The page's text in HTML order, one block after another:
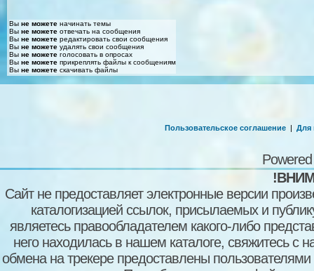
Вы не можете начинать темы
Вы не можете отвечать на сообщения
Вы не можете редактировать свои сообщения
Вы не можете удалять свои сообщения
Вы не можете голосовать в опросах
Вы не можете прикреплять файлы к сообщениям
Вы не можете скачивать файлы
Пользовательское соглашение | Для
Сайт не предоставляет электронные версии
каталогизацией ссылок, присылаемых и
являетесь правообладателем какого-либо
него находилась в нашем каталоге, свяжитесь
обмена на трекере предоставлены пользователями